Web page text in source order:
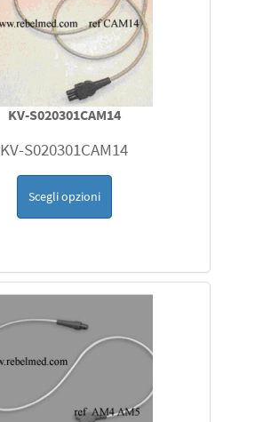
KV-S020301CAM14
KV-S020301CAM14
Scegli opzioni